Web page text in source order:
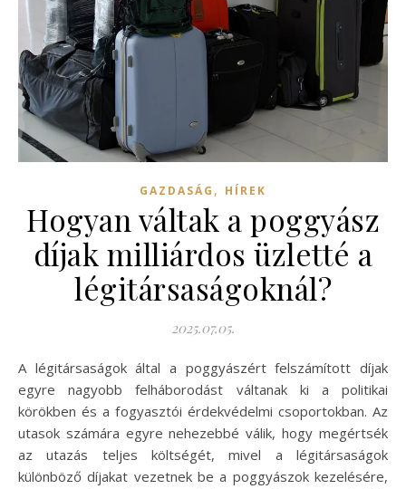
GAZDASÁG , HÍREK
Hogyan váltak a poggyász
díjak milliárdos üzletté a
légitársaságoknál?
2025.07.05.
A légitársaságok által a poggyászért felszámított díjak
egyre nagyobb felháborodást váltanak ki a politikai
körökben és a fogyasztói érdekvédelmi csoportokban. Az
utasok számára egyre nehezebbé válik, hogy megértsék
az utazás teljes költségét, mivel a légitársaságok
különböző díjakat vezetnek be a poggyászok kezelésére,